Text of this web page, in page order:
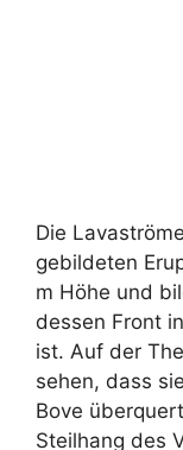
Die
gebildeten
m Höhe und
dessen Front
ist. Auf der
sehen, dass
Bove
Steilhang des